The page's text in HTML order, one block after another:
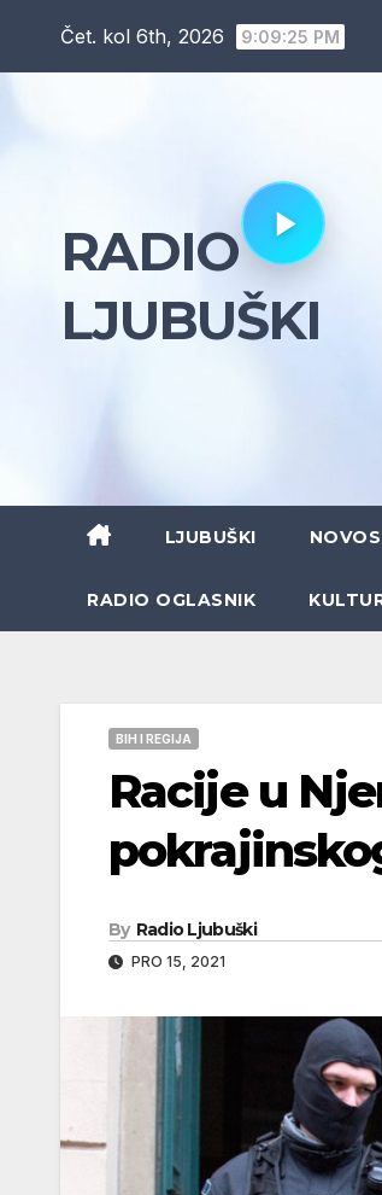
Čet. kol 6th, 2026 9:09:26 PM
RADIO
LJUBUŠKI
LJUBUŠKI
RADIO OGLASNIK
BIH I REGIJA
Racije u
By Radio Ljubuški
PRO 15, 2021